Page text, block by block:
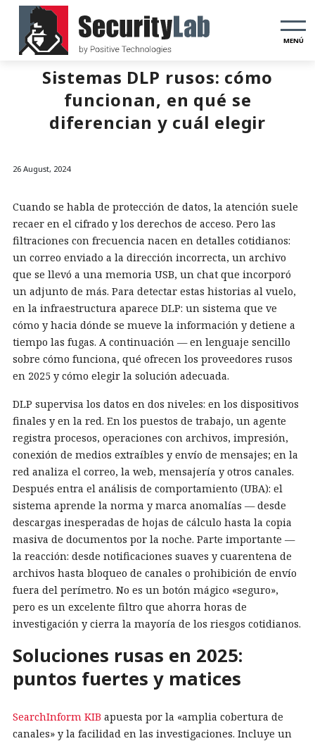
MENÚ
Sistemas DLP rusos: cómo
funcionan, en qué se
diferencian y cuál elegir
26 August, 2024
Cuando se habla de protección de datos, la atención suele
recaer en el cifrado y los derechos de acceso. Pero las
filtraciones con frecuencia nacen en detalles cotidianos:
un correo enviado a la dirección incorrecta, un archivo
que se llevó a una memoria USB, un chat que incorporó
un adjunto de más. Para detectar estas historias al vuelo,
en la infraestructura aparece DLP: un sistema que ve
cómo y hacia dónde se mueve la información y detiene a
tiempo las fugas. A continuación — en lenguaje sencillo
sobre cómo funciona, qué ofrecen los proveedores rusos
en 2025 y cómo elegir la solución adecuada.
DLP supervisa los datos en dos niveles: en los dispositivos
finales y en la red. En los puestos de trabajo, un agente
registra procesos, operaciones con archivos, impresión,
conexión de medios extraíbles y envío de mensajes; en la
red analiza el correo, la web, mensajería y otros canales.
Después entra el análisis de comportamiento (UBA): el
sistema aprende la norma y marca anomalías — desde
descargas inesperadas de hojas de cálculo hasta la copia
masiva de documentos por la noche. Parte importante —
la reacción: desde notificaciones suaves y cuarentena de
archivos hasta bloqueo de canales o prohibición de envío
fuera del perímetro. No es un botón mágico «seguro»,
pero es un excelente filtro que ahorra horas de
investigación y cierra la mayoría de los riesgos cotidianos.
Soluciones rusas en 2025:
puntos fuertes y matices
SearchInform KIB apuesta por la «amplia cobertura de
canales» y la facilidad en las investigaciones. Incluye un